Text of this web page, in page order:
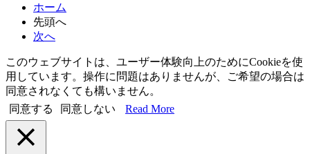
ホーム
先頭へ
次へ
このウェブサイトは、ユーザー体験向上のためにCookieを使
用しています。操作に問題はありませんが、ご希望の場合は
同意されなくても構いません。
同意する
同意しない Read More